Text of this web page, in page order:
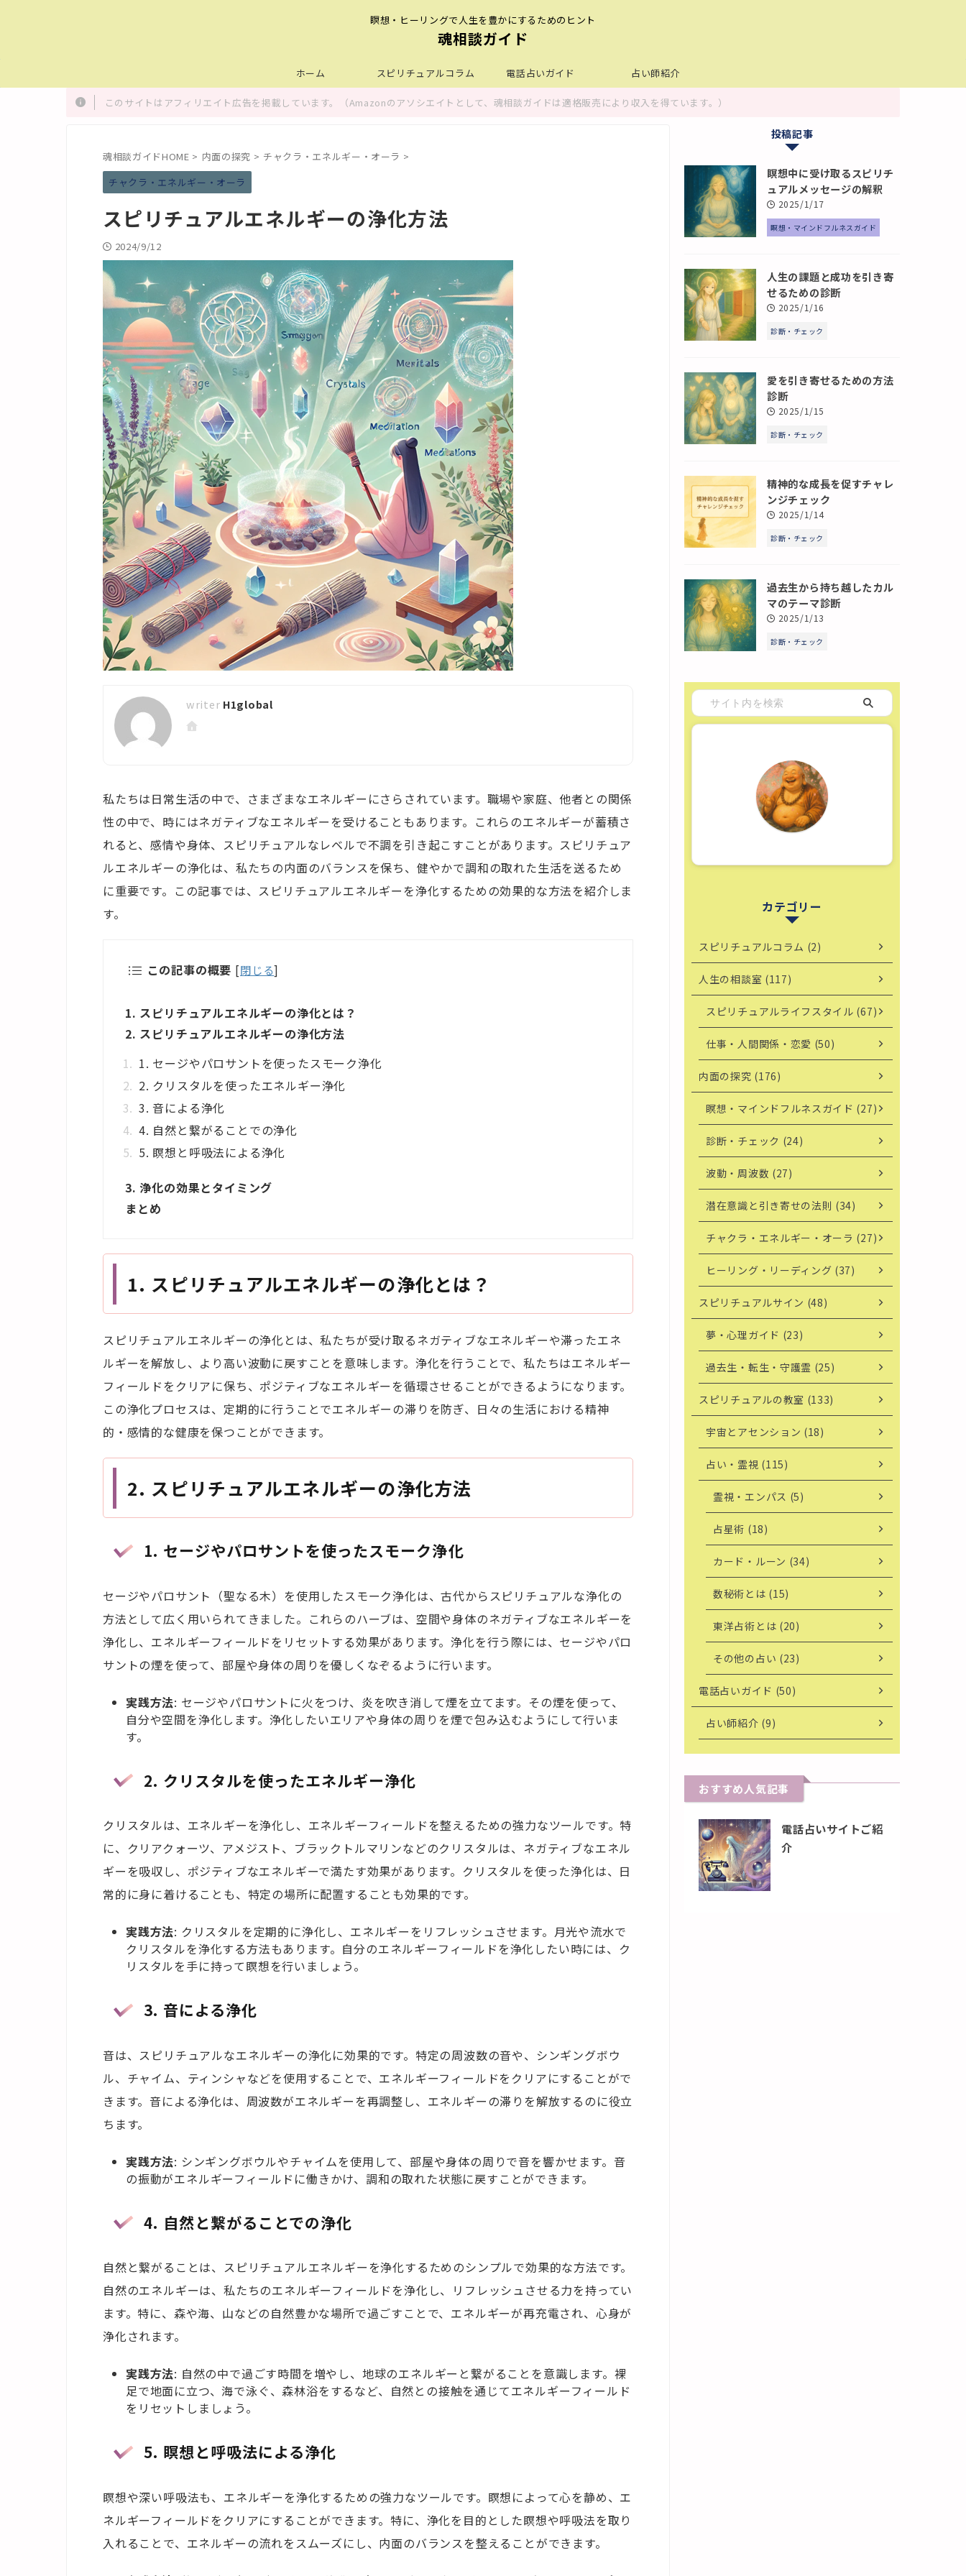
瞑想・ヒーリングで人生を豊かにするためのヒント
魂相談ガイド
ホーム スピリチュアルコラム 電話占いガイド 占い師紹介
このサイトはアフィリエイト広告を掲載しています。（Amazonのアソシエイトとして、魂相談ガイドは適格販売により収入を得ています。）
魂相談ガイドHOME > 内面の探究 > チャクラ・エネルギー・オーラ >
チャクラ・エネルギー・オーラ
スピリチュアルエネルギーの浄化方法
2024/9/12
H1global
私たちは日常生活の中で、さまざまなエネルギーにさらされています。職場や家庭、他者との関係
性の中で、時にはネガティブなエネルギーを受けることもあります。これらのエネルギーが蓄積さ
れると、感情や身体、スピリチュアルなレベルで不調を引き起こすことがあります。スピリチュア
ルエネルギーの浄化は、私たちの内面のバランスを保ち、健やかで調和の取れた生活を送るため
に重要です。この記事では、スピリチュアルエネルギーを浄化するための効果的な方法を紹介しま
す。
この記事の概要 [閉じる]
1. スピリチュアルエネルギーの浄化とは？
2. スピリチュアルエネルギーの浄化方法
1. セージやパロサントを使ったスモーク浄化
2. クリスタルを使ったエネルギー浄化
3. 音による浄化
4. 自然と繋がることでの浄化
5. 瞑想と呼吸法による浄化
3. 浄化の効果とタイミング
まとめ
1. スピリチュアルエネルギーの浄化とは？
スピリチュアルエネルギーの浄化とは、私たちが受け取るネガティブなエネルギーや滞ったエネ
ルギーを解放し、より高い波動に戻すことを意味します。浄化を行うことで、私たちはエネルギー
フィールドをクリアに保ち、ポジティブなエネルギーを循環させることができるようになります。
この浄化プロセスは、定期的に行うことでエネルギーの滞りを防ぎ、日々の生活における精神
的・感情的な健康を保つことができます。
2. スピリチュアルエネルギーの浄化方法
1. セージやパロサントを使ったスモーク浄化
セージやパロサント（聖なる木）を使用したスモーク浄化は、古代からスピリチュアルな浄化の
方法として広く用いられてきました。これらのハーブは、空間や身体のネガティブなエネルギーを
浄化し、エネルギーフィールドをリセットする効果があります。浄化を行う際には、セージやパロ
サントの煙を使って、部屋や身体の周りを優しくなぞるように行います。
実践方法: セージやパロサントに火をつけ、炎を吹き消して煙を立てます。その煙を使って、
自分や空間を浄化します。浄化したいエリアや身体の周りを煙で包み込むようにして行いま
す。
2. クリスタルを使ったエネルギー浄化
クリスタルは、エネルギーを浄化し、エネルギーフィールドを整えるための強力なツールです。特
に、クリアクォーツ、アメジスト、ブラックトルマリンなどのクリスタルは、ネガティブなエネル
ギーを吸収し、ポジティブなエネルギーで満たす効果があります。クリスタルを使った浄化は、日
常的に身に着けることも、特定の場所に配置することも効果的です。
実践方法: クリスタルを定期的に浄化し、エネルギーをリフレッシュさせます。月光や流水で
クリスタルを浄化する方法もあります。自分のエネルギーフィールドを浄化したい時には、ク
リスタルを手に持って瞑想を行いましょう。
3. 音による浄化
音は、スピリチュアルなエネルギーの浄化に効果的です。特定の周波数の音や、シンギングボウ
ル、チャイム、ティンシャなどを使用することで、エネルギーフィールドをクリアにすることがで
きます。音による浄化は、周波数がエネルギーを再調整し、エネルギーの滞りを解放するのに役立
ちます。
実践方法: シンギングボウルやチャイムを使用して、部屋や身体の周りで音を響かせます。音
の振動がエネルギーフィールドに働きかけ、調和の取れた状態に戻すことができます。
4. 自然と繋がることでの浄化
自然と繋がることは、スピリチュアルエネルギーを浄化するためのシンプルで効果的な方法です。
自然のエネルギーは、私たちのエネルギーフィールドを浄化し、リフレッシュさせる力を持ってい
ます。特に、森や海、山などの自然豊かな場所で過ごすことで、エネルギーが再充電され、心身が
浄化されます。
実践方法: 自然の中で過ごす時間を増やし、地球のエネルギーと繋がることを意識します。裸
足で地面に立つ、海で泳ぐ、森林浴をするなど、自然との接触を通じてエネルギーフィールド
をリセットしましょう。
5. 瞑想と呼吸法による浄化
瞑想や深い呼吸法も、エネルギーを浄化するための強力なツールです。瞑想によって心を静め、エ
ネルギーフィールドをクリアにすることができます。特に、浄化を目的とした瞑想や呼吸法を取り
入れることで、エネルギーの流れをスムーズにし、内面のバランスを整えることができます。
投稿記事
瞑想中に受け取るスピリチ
ュアルメッセージの解釈
2025/1/17
瞑想・マインドフルネスガイド
人生の課題と成功を引き寄
せるための診断
2025/1/16
診断・チェック
愛を引き寄せるための方法
診断
2025/1/15
診断・チェック
精神的な成長を促すチャレ
ンジチェック
2025/1/14
診断・チェック
過去生から持ち越したカル
マのテーマ診断
2025/1/13
診断・チェック
カテゴリー
スピリチュアルコラム (2)
人生の相談室 (117)
スピリチュアルライフスタイル (67)
仕事・人間関係・恋愛 (50)
内面の探究 (176)
瞑想・マインドフルネスガイド (27)
診断・チェック (24)
波動・周波数 (27)
潜在意識と引き寄せの法則 (34)
チャクラ・エネルギー・オーラ (27)
ヒーリング・リーディング (37)
スピリチュアルサイン (48)
夢・心理ガイド (23)
過去生・転生・守護霊 (25)
スピリチュアルの教室 (133)
宇宙とアセンション (18)
占い・霊視 (115)
霊視・エンパス (5)
占星術 (18)
カード・ルーン (34)
数秘術とは (15)
東洋占術とは (20)
その他の占い (23)
電話占いガイド (50)
占い師紹介 (9)
おすすめ人気記事
電話占いサイトご紹
介